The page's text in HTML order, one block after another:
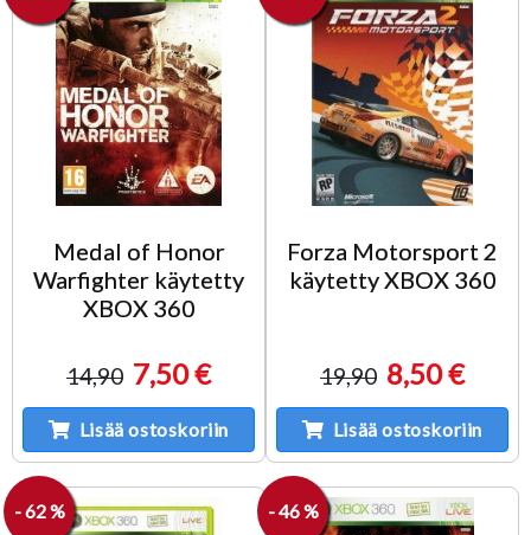
Medal of Honor
Warfighter käytetty
XBOX 360
14,90 7,50 €
Lisää ostoskoriin
Forza Motorsport 2
käytetty XBOX 360
19,90 8,50 €
Lisää ostoskoriin
- 62 % - 46 %